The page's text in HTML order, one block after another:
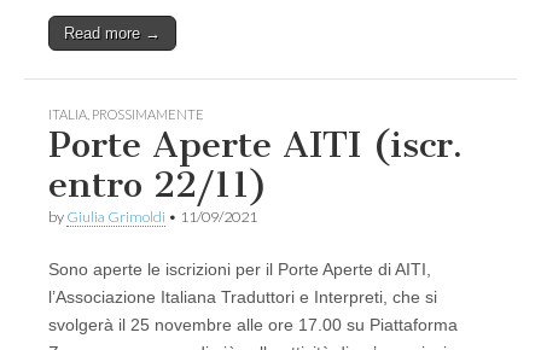
Read more →
ITALIA PROSSIMAMENTE
Porte Aperte AITI (iscr.
entro 22/11)
by Giulia Grimoldi • 11/09/2021
Sono aperte le iscrizioni per il Porte Aperte di AITI,
l’Associazione Italiana Traduttori e Interpreti, che si
svolgerà il 25 novembre alle ore 17.00 su Piattaforma